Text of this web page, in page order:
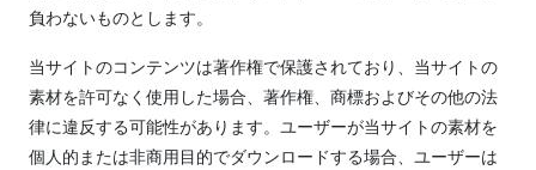
負わないものとします。
当サイトのコンテンツは著作権で保護されており、当サイトの
素材を許可なく使用した場合、著作権、商標およびその他の法
律に違反する可能性があります。ユーザーが当サイトの素材を
個人的または非商用目的でダウンロードする場合、ユーザーは